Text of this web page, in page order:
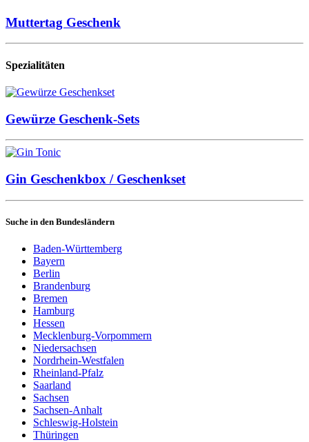
Muttertag Geschenk
Spezialitäten
Gewürze Geschenk-Sets
Gin Geschenkbox / Geschenkset
Suche in den Bundesländern
Baden-Württemberg
Bayern
Berlin
Brandenburg
Bremen
Hamburg
Hessen
Mecklenburg-Vorpommern
Niedersachsen
Nordrhein-Westfalen
Rheinland-Pfalz
Saarland
Sachsen
Sachsen-Anhalt
Schleswig-Holstein
Thüringen